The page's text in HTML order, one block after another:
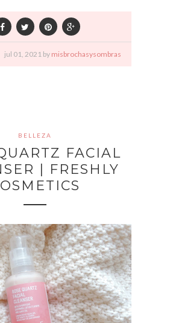
jul 01, 2021 by misbrochasysombras
BELLEZA
FACIAL
| FRESHLY